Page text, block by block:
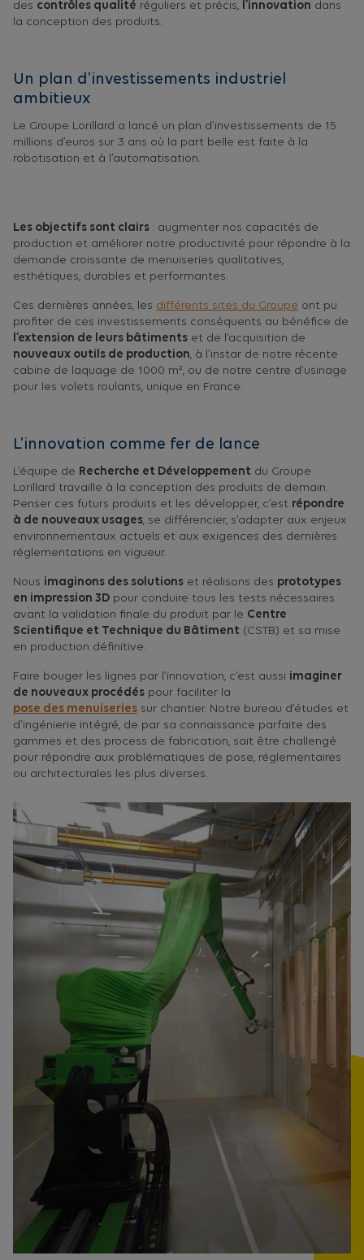
des contrôles qualité réguliers et précis, l’innovation dans
la conception des produits.
Un plan d’investissements industriel
ambitieux
Le Groupe Lorillard a lancé un plan d’investissements de 15
millions d’euros sur 3 ans où la part belle est faite à la
robotisation et à l’automatisation.
Les objectifs sont clairs : augmenter nos capacités de
production et améliorer notre productivité pour répondre à la
demande croissante de menuiseries qualitatives,
esthétiques, durables et performantes.
Ces dernières années, les différents sites du Groupe ont pu
profiter de ces investissements conséquents au bénéfice de
l’extension de leurs bâtiments et de l’acquisition de
nouveaux outils de production, à l’instar de notre récente
cabine de laquage de 1000 m², ou de notre centre d’usinage
pour les volets roulants, unique en France.
L’innovation comme fer de lance
L’équipe de Recherche et Développement du Groupe
Lorillard travaille à la conception des produits de demain.
Penser ces futurs produits et les développer, c’est répondre
à de nouveaux usages, se différencier, s’adapter aux enjeux
environnementaux actuels et aux exigences des dernières
réglementations en vigueur.
Nous imaginons des solutions et réalisons des prototypes
en impression 3D pour conduire tous les tests nécessaires
avant la validation finale du produit par le Centre
Scientifique et Technique du Bâtiment (CSTB) et sa mise
en production définitive.
Faire bouger les lignes par l’innovation, c’est aussi imaginer
de nouveaux procédés pour faciliter la
pose des menuiseries sur chantier. Notre bureau d’études et
d’ingénierie intégré, de par sa connaissance parfaite des
gammes et des process de fabrication, sait être challengé
pour répondre aux problématiques de pose, réglementaires
ou architecturales les plus diverses.